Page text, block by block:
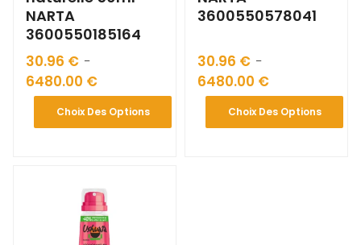
NARTA
3600550185164
30.96 € –
6480.00 €
Choix Des Options
3600550578041
30.96 € –
6480.00 €
Choix Des Options